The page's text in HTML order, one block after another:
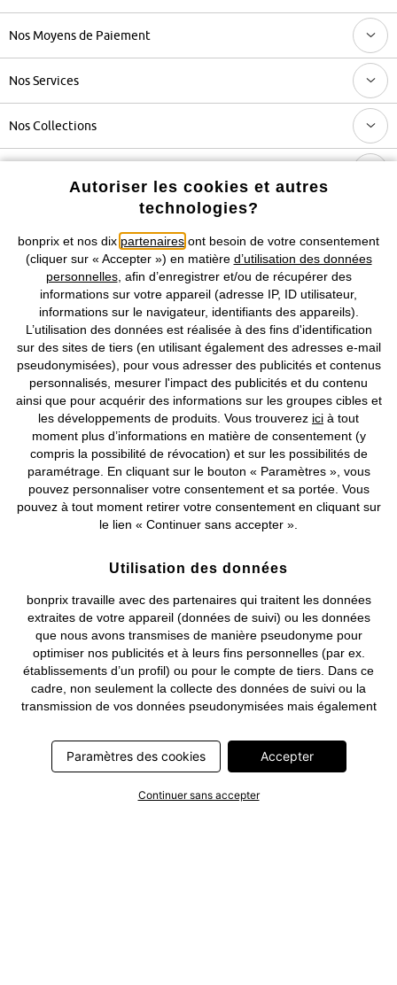
Nos Moyens de Paiement
Nos Services
Nos Collections
Retrouvez bonprix sur
Prix indiqués TVA comprise avec en susfrais de port & de service
CGV Données personnelles Paramètres des cookies
Mentions légales Résilier le contrat
©2026 bonprix.Tous droits réservés.
Deutsch Français
Autoriser les cookies et autres
technologies?
bonprix et nos dix partenaires ont besoin de votre consentement
(cliquer sur « Accepter ») en matière d’utilisation des données
personnelles, afin d’enregistrer et/ou de récupérer des
informations sur votre appareil (adresse IP, ID utilisateur,
informations sur le navigateur, identifiants des appareils).
L’utilisation des données est réalisée à des fins d'identification
sur des sites de tiers (en utilisant également des adresses e-mail
pseudonymisées), pour vous adresser des publicités et contenus
personnalisés, mesurer l'impact des publicités et du contenu
ainsi que pour acquérir des informations sur les groupes cibles et
les développements de produits. Vous trouverez ici à tout
moment plus d’informations en matière de consentement (y
compris la possibilité de révocation) et sur les possibilités de
paramétrage. En cliquant sur le bouton « Paramètres », vous
pouvez personnaliser votre consentement et sa portée. Vous
pouvez à tout moment retirer votre consentement en cliquant sur
le lien « Continuer sans accepter ».
Utilisation des données
bonprix travaille avec des partenaires qui traitent les données
extraites de votre appareil (données de suivi) ou les données
que nous avons transmises de manière pseudonyme pour
optimiser nos publicités et à leurs fins personnelles (par ex.
établissements d’un profil) ou pour le compte de tiers. Dans ce
cadre, non seulement la collecte des données de suivi ou la
transmission de vos données pseudonymisées mais également
nécessitent un consentement. Les données de suivi seront alors
collectées ou vos données pseudonymisées seront alors
transmises seulement si vous avez cliqué préalablement sur le
bouton « Accepter » dans la bannière sur bonprix.fr . Les
Paramètres des cookies Accepter
Continuer sans accepter